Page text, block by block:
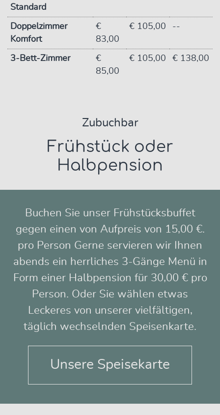
Standard
Doppelzimmer
Komfort
€
83,00
€ 105,00 --
3-Bett-Zimmer
€
85,00
€ 105,00 € 138,00
Zubuchbar
Frühstück oder
Halbpension
Buchen Sie unser Frühstücksbuffet
gegen einen von Aufpreis von 15,00 €.
pro Person Gerne servieren wir Ihnen
abends ein herrliches 3-Gänge Menü in
Form einer Halbpension für 30,00 € pro
Person. Oder Sie wählen etwas
Leckeres von unserer vielfältigen,
täglich wechselnden Speisenkarte.
Unsere Speisekarte